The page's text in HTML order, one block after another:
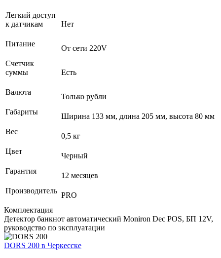
Легкий доступ
к датчикам
Нет
Питание
От сети 220V
Счетчик
суммы
Есть
Валюта
Только рубли
Габариты
Ширина 133 мм, длина 205 мм, высота 80 мм
Вес
0,5 кг
Цвет
Черный
Гарантия
12 месяцев
Производитель
PRO
Комплектация
Детектор банкнот автоматический Moniron Dec POS, БП 12V,
руководство по эксплуатации
DORS 200 в Черкесске